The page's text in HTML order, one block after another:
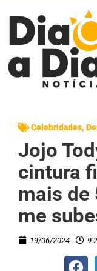
Celebridades,
Jojo
cintura
mais de
me
19/06/2024